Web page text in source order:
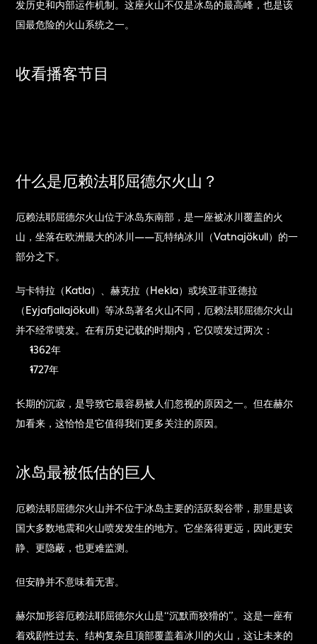
发历史和内部运作机制。这座火山不仅是冰岛的最高峰，也是该
国最危险的火山系统之一。
收看播客节目
什么是厄赖法耶屈德尔火山？
厄赖法耶屈德尔火山位于冰岛东南部，是一座被冰川覆盖的火
山，坐落在欧洲最大的冰川——瓦特纳冰川（Vatnajökull）的一
部分之下。
与卡特拉（Katla）、赫克拉（Hekla）或埃亚菲亚德拉
（Eyjafjallajökull）等冰岛著名火山不同，厄赖法耶屈德尔火山
并不经常喷发。在有历史记载的时期内，它仅喷发过两次：
1362年
1727年
长期的沉寂，是导致它最容易被人们忽视的原因之一。但在赫尔
加看来，这恰恰是它值得我们更多关注的原因。
冰岛最被低估的巨人
厄赖法耶屈德尔火山并不位于冰岛主要的活跃裂谷带，那里是该
国大多数地震和火山喷发发生的地方。它坐落得更远，因此更安
静、更隐蔽，也更难监测。
但安静并不意味着无害。
赫尔加形容厄赖法耶屈德尔火山是“沉默而狡猾的”。这是一座有
着戏剧性过去、结构复杂且顶部覆盖着冰川的火山，这让未来的